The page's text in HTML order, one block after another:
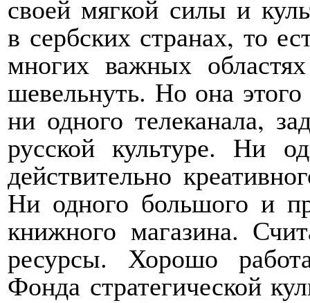
своей мягкой силы и
в сербских странах, то
многих важных
шевельнуть. Но она
ни одного телеканала,
русской культуре. Ни
действительно
Ни одного большого и
книжного магазина.
ресурсы. Хорошо
Фонда стратегической